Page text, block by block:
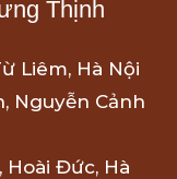
Thịnh
Liêm, Hà Nội
Nguyễn Cảnh
Hoài Đức, Hà